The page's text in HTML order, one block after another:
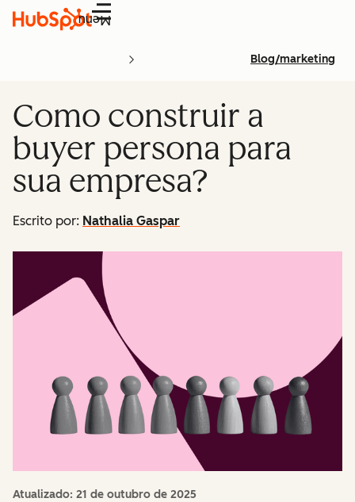
Menu
Blog/marketing
Como construir a
buyer persona para
sua empresa?
Escrito por: Nathalia Gaspar
Atualizado: 21 de outubro de 2025